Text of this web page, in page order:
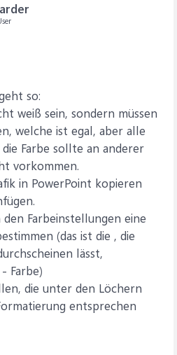
so:
weiß sein, sondern müssen
welche ist egal, aber alle
Farbe sollte an anderer
vorkommen.
in PowerPoint kopieren
Farbeinstellungen eine
(das ist die , die
lässt,
Farbe)
die unter den Löchern
entsprechen